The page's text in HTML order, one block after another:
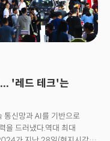
'레드 테크'는
통신망과 AI를 기반으로
을 드러냈다.역대 최대